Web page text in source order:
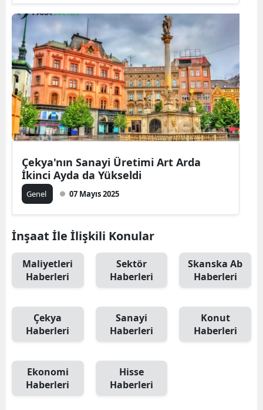
Çekya'nın Sanayi Üretimi Art Arda
İkinci Ayda da Yükseldi
Genel 07 Mayıs 2025
İnşaat İle İlişkili Konular
Maliyetleri
Haberleri
Sektör
Haberleri
Skanska Ab
Haberleri
Çekya
Haberleri
Sanayi
Haberleri
Konut
Haberleri
Ekonomi
Haberleri
Hisse
Haberleri